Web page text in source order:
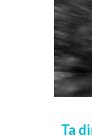
Ta